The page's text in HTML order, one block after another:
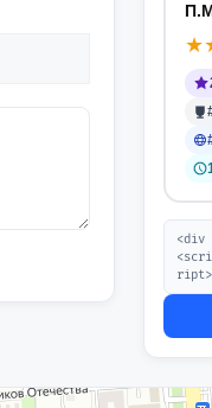
★
<div
ript>